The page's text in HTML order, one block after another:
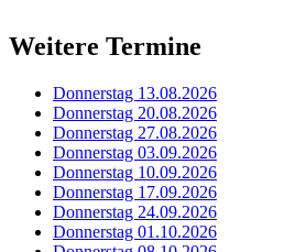
Weitere Termine
Donnerstag 13.08.2026
Donnerstag 20.08.2026
Donnerstag 27.08.2026
Donnerstag 03.09.2026
Donnerstag 10.09.2026
Donnerstag 17.09.2026
Donnerstag 24.09.2026
Donnerstag 01.10.2026